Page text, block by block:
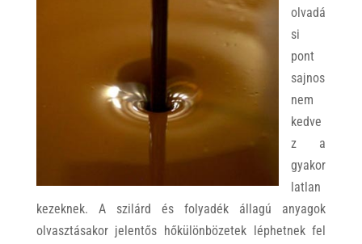
olvadá
si
pont
sajnos
nem
kedve
z a
gyakor
latlan
kezeknek. A szilárd és folyadék állagú anyagok
olvasztásakor jelentős hőkülönbözetek léphetnek fel